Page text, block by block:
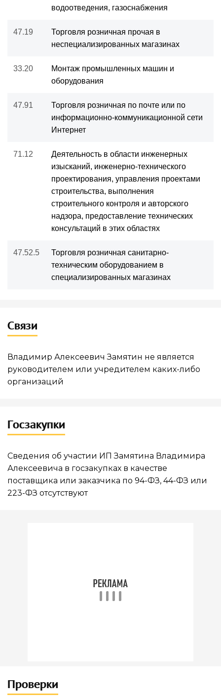
водоотведения, газоснабжения
47.19
Торговля розничная прочая в
неспециализированных магазинах
33.20
Монтаж промышленных машин и
оборудования
47.91
Торговля розничная по почте или по
информационно-коммуникационной сети
Интернет
71.12
Деятельность в области инженерных
изысканий, инженерно-технического
проектирования, управления проектами
строительства, выполнения
строительного контроля и авторского
надзора, предоставление технических
консультаций в этих областях
47.52.5
Торговля розничная санитарно-
техническим оборудованием в
специализированных магазинах
Связи
Владимир Алексеевич Замятин не является
руководителем или учредителем каких-либо
организаций
Госзакупки
Сведения об участии ИП Замятина Владимира
Алексеевича в госзакупках в качестве
поставщика или заказчика по 94-ФЗ, 44-ФЗ или
223-ФЗ отсутствуют
Проверки